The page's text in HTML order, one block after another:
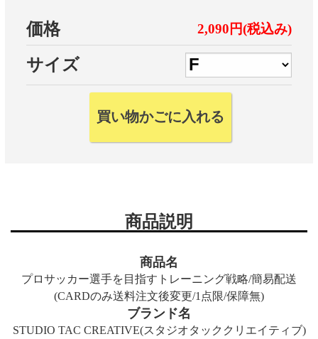
価格 2,090円(税込み)
サイズ
商品説明
商品名
プロサッカー選手を目指すトレーニング戦略/簡易配送
(CARDのみ送料注文後変更/1点限/保障無)
ブランド名
STUDIO TAC CREATIVE(スタジオタッククリエイティブ)